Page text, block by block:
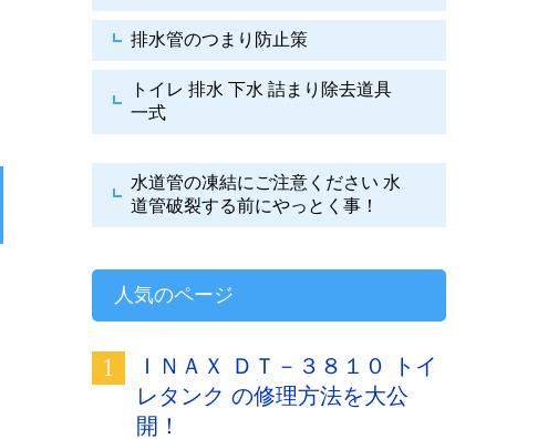
排水管のつまり防止策
トイレ 排水 下水 詰まり除去道具
一式
水道管の凍結にご注意ください 水
道管破裂する前にやっとく事！
人気のページ
ＩＮＡＸ ＤＴ－３８１０ トイ
レタンク の修理方法を大公
開！